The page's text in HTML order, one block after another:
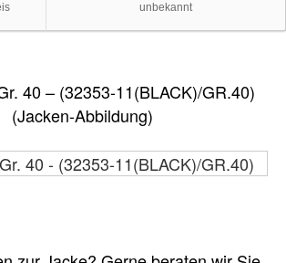
unbekannt
40 – (32353-11(BLACK)/GR.40)
(Jacken-Abbildung)